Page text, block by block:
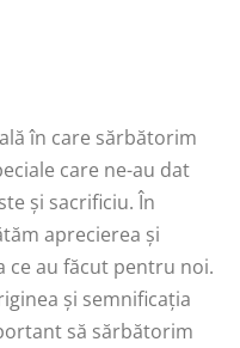
în care sărbătorim
care ne-au dat
și sacrificiu. În
aprecierea și
au făcut pentru noi.
și semnificația
să sărbătorim